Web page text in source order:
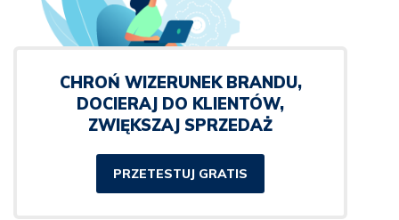
CHROŃ WIZERUNEK BRANDU,
DOCIERAJ DO KLIENTÓW,
ZWIĘKSZAJ SPRZEDAŻ
PRZETESTUJ GRATIS